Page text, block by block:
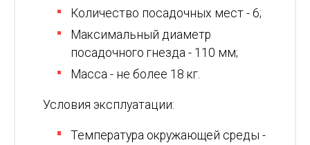
Количество посадочных мест - 6;
Максимальный диаметр
посадочного гнезда - 110 мм;
Масса - не более 18 кг.
Условия эксплуатации:
Температура окружающей среды -